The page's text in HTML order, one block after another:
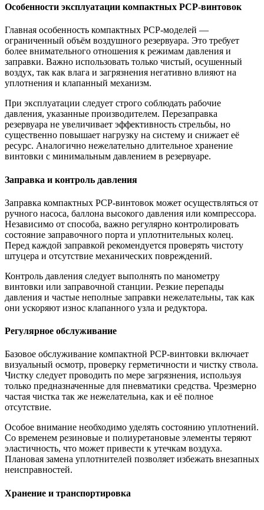
Особенности эксплуатации компактных PCP-винтовок
Главная особенность компактных PCP-моделей —
ограниченный объём воздушного резервуара. Это требует
более внимательного отношения к режимам давления и
заправки. Важно использовать только чистый, осушенный
воздух, так как влага и загрязнения негативно влияют на
уплотнения и клапанный механизм.
При эксплуатации следует строго соблюдать рабочие
давления, указанные производителем. Перезаправка
резервуара не увеличивает эффективность стрельбы, но
существенно повышает нагрузку на систему и снижает её
ресурс. Аналогично нежелательно длительное хранение
винтовки с минимальным давлением в резервуаре.
Заправка и контроль давления
Заправка компактных PCP-винтовок может осуществляться от
ручного насоса, баллона высокого давления или компрессора.
Независимо от способа, важно регулярно контролировать
состояние заправочного порта и уплотнительных колец.
Перед каждой заправкой рекомендуется проверять чистоту
штуцера и отсутствие механических повреждений.
Контроль давления следует выполнять по манометру
винтовки или заправочной станции. Резкие перепады
давления и частые неполные заправки нежелательны, так как
они ускоряют износ клапанного узла и редуктора.
Регулярное обслуживание
Базовое обслуживание компактной PCP-винтовки включает
визуальный осмотр, проверку герметичности и чистку ствола.
Чистку следует проводить по мере загрязнения, используя
только предназначенные для пневматики средства. Чрезмерно
частая чистка так же нежелательна, как и её полное
отсутствие.
Особое внимание необходимо уделять состоянию уплотнений.
Со временем резиновые и полиуретановые элементы теряют
эластичность, что может привести к утечкам воздуха.
Плановая замена уплотнителей позволяет избежать внезапных
неисправностей.
Хранение и транспортировка